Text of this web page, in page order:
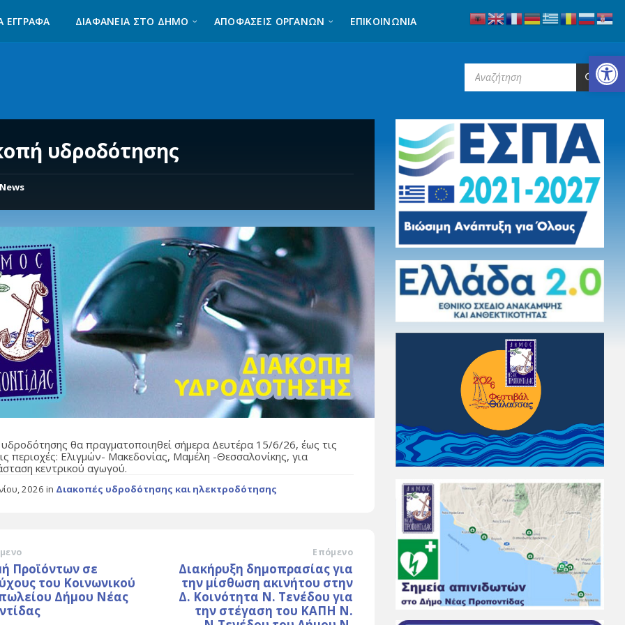
Ανοίξτε τη γραμμή εργαλείων
ΈΓΓΡΑΦΑ ΔΙΑΦΆΝΕΙΑ ΣΤΟ ΔΉΜΟ ΑΠΟΦΑΣΕΙΣ ΟΡΓΑΝΩΝ ΕΠΙΚΟΙΝΩΝΊΑ
υδροδότησης
News
θα πραγματοποιηθεί σήμερα Δευτέρα 15/6/26, έως τις
περιοχές: Ελιγμών- Μακεδονίας, Μαμέλη -Θεσσαλονίκης, για
κεντρικού αγωγού.
2026in Διακοπές υδροδότησης και ηλεκτροδότησης
Προϊόντων σε
του Κοινωνικού
Δήμου Νέας
Επόμενο
Διακήρυξη δημοπρασίας για
την μίσθωση ακινήτου στην
Δ. Κοινότητα Ν. Τενέδου για
την στέγαση του ΚΑΠΗ Ν.